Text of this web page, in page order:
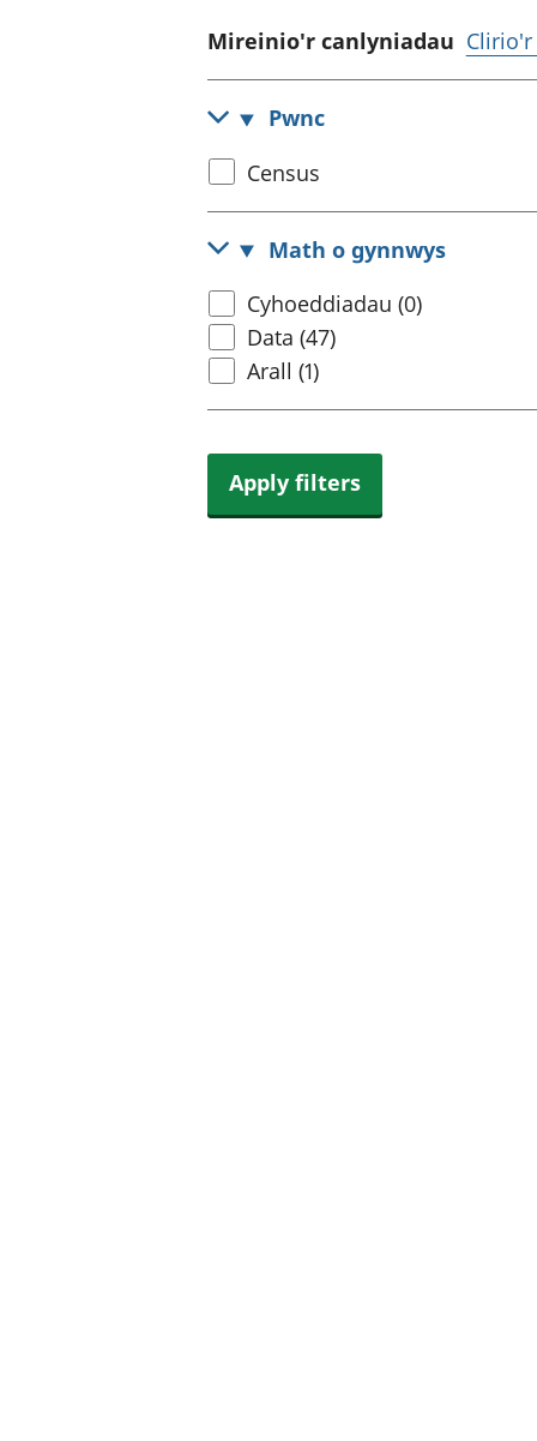
Mireinio'r canlyniadau Clirio'r
Pwnc
Select
census
topic
Census
Math o gynnwys
Select
content
type
Cyhoeddiadau (0)
Data (47)
Arall (1)
Apply filters